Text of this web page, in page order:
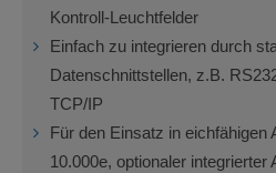
Kontroll-Leuchtfelder
Einfach zu integrieren durch
Datenschnittstellen, z.B.
TCP/IP
Für den Einsatz in eichfähigen
10.000e, optionaler integrierter